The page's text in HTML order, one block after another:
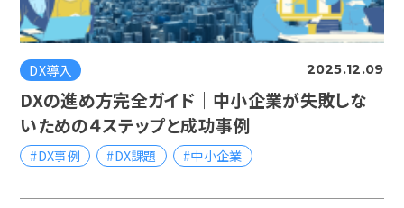
DX導入 2025.12.09
DXの進め方完全ガイド｜中小企業が失敗しな
いための４ステップと成功事例
#DX事例 #DX課題 #中小企業